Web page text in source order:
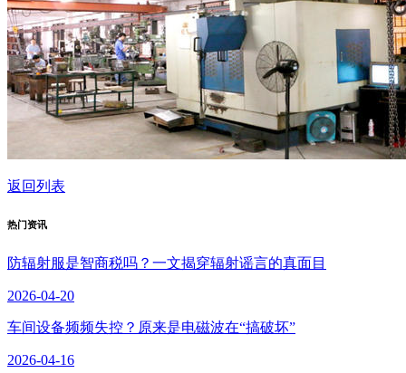
返回列表
热门资讯
防辐射服是智商税吗？一文揭穿辐射谣言的真面目
2026-04-20
车间设备频频失控？原来是电磁波在“搞破坏”
2026-04-16